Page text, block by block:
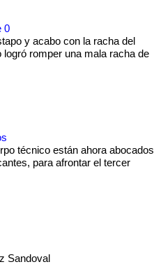
0
y acabo con la racha del
romper una mala racha de
técnico están ahora abocados
para afrontar el tercer
Sandoval